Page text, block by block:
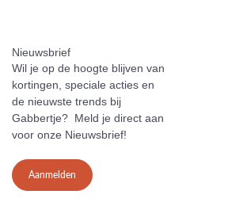
Nieuwsbrief
Wil je op de hoogte blijven van
kortingen, speciale acties en
de nieuwste trends bij
Gabbertje? Meld je direct aan
voor onze Nieuwsbrief!
Aanmelden